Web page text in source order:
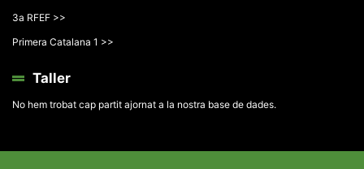
3a RFEF >>
Primera Catalana 1 >>
Taller
No hem trobat cap partit ajornat a la nostra base de dades.